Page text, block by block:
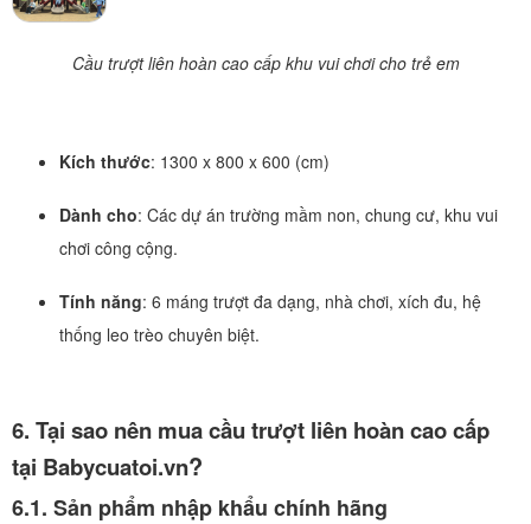
Cầu trượt liên hoàn cao cấp khu vui chơi cho trẻ em
Kích thước: 1300 x 800 x 600 (cm)
Dành cho: Các dự án trường mầm non, chung cư, khu vui
chơi công cộng.
Tính năng: 6 máng trượt đa dạng, nhà chơi, xích đu, hệ
thống leo trèo chuyên biệt.
6. Tại sao nên mua cầu trượt liên hoàn cao cấp
tại Babycuatoi.vn?
6.1. Sản phẩm nhập khẩu chính hãng